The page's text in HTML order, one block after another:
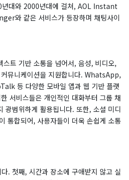
년대와 2000년대에 걸쳐, AOL Instant
와 같은 서비스가 등장하며 채팅사이
트 기반 소통을 넘어서, 음성, 비디오,
뮤니케이션을 지원합니다. WhatsApp,
등 다양한 모바일 앱과 웹 기반 플랫
서비스들은 개인적인 대화부터 그룹 채
광범위하게 활용됩니다. 또한, 소셜 미디
통합되어, 사용자들이 더욱 손쉽게 소통
. 첫째, 시간과 장소에 구애받지 않고 실